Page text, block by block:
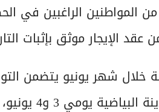
المواطنين الراغبين في
الإيجار موثق بإثبات
خلال شهر يونيو يتضمن